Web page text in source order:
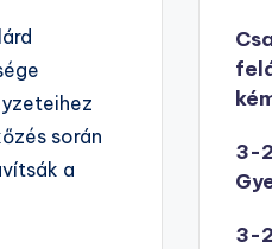
során
a
3-
3-